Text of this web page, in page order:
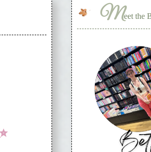
Meet the